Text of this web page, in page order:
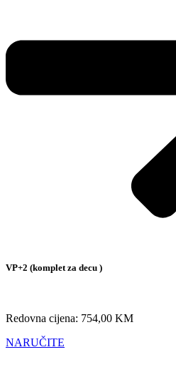
VP+2 (komplet za decu )
Redovna cijena: 754,00 KM
NARUČITE